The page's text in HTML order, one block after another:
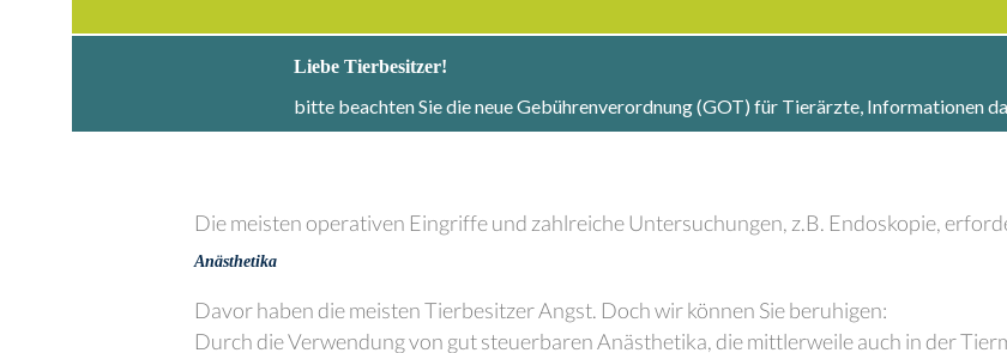
Liebe Tierbesitzer!
bitte beachten Sie die neue Gebührenverordnung (GOT) für Tierärzte, Informationen
Die meisten operativen Eingriffe und zahlreiche Untersuchungen, z.B. Endoskopie,
Anästhetika
Davor haben die meisten Tierbesitzer Angst. Doch wir können Sie beruhigen:
Durch die Verwendung von gut steuerbaren Anästhetika, die mittlerweile auch in der